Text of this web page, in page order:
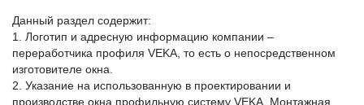
Данный раздел содержит:
1. Логотип и адресную информацию компании –
переработчика профиля VEKA, то есть о непосредственном
изготовителе окна.
2. Указание на использованную в проектировании и
производстве окна профильную систему VEKA. Монтажная